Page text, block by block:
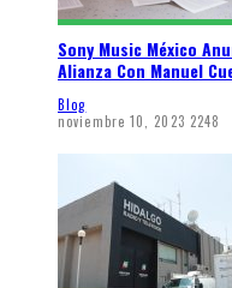
Sony Music México
Alianza Con Manuel
Blog
noviembre 10, 2023 2248